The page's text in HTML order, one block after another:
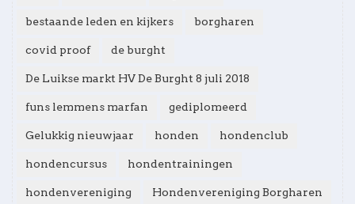
bestaande leden en kijkers borgharen
covid proof de burght
De Luikse markt HV De Burght 8 juli 2018
funs lemmens marfan gediplomeerd
Gelukkig nieuwjaar honden hondenclub
hondencursus hondentrainingen
hondenvereniging Hondenvereniging Borgharen